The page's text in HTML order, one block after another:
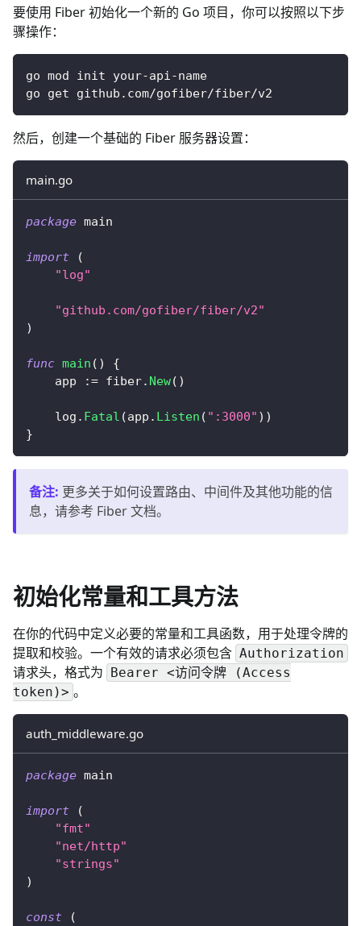
要使用 Fiber 初始化一个新的 Go 项目，你可以按照以下步
骤操作：
go mod init your-api-name
go get github.com/gofiber/fiber/v2
然后，创建一个基础的 Fiber 服务器设置：
main.go
package main
import
(
"log"
"github.com/gofiber/fiber/v2"
)
func main ( )
{
    app
:= fiber. New( )
    log
. Fatal (app . Listen ( ":3000" ) )
}
备注: 更多关于如何设置路由、中间件及其他功能的信
息，请参考 Fiber 文档。
初始化常量和工具方法
在你的代码中定义必要的常量和工具函数，用于处理令牌的
提取和校验。一个有效的请求必须包含 Authorization
请求头，格式为
Bearer <访问令牌 (Access
token)> 。
auth_middleware.go
package main
import
(
"fmt"
"net/http"
"strings"
)
const
(